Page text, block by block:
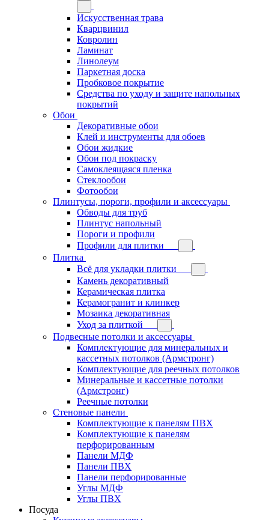
Искусственная трава
Кварцвинил
Ковролин
Ламинат
Линолеум
Паркетная доска
Пробковое покрытие
Средства по уходу и защите напольных
покрытий
Обои
Декоративные обои
Клей и инструменты для обоев
Обои жидкие
Обои под покраску
Самоклеящаяся пленка
Стеклообои
Фотообои
Плинтусы, пороги, профили и аксессуары
Обводы для труб
Плинтус напольный
Пороги и профили
Профили для плитки
Плитка
Всё для укладки плитки
Камень декоративный
Керамическая плитка
Керамогранит и клинкер
Мозаика декоративная
Уход за плиткой
Подвесные потолки и аксессуары
Комплектующие для минеральных и
кассетных потолков (Армстронг)
Комплектующие для реечных потолков
Минеральные и кассетные потолки
(Армстронг)
Реечные потолки
Стеновые панели
Комплектующие к панелям ПВХ
Комплектующие к панелям
перфорированным
Панели МДФ
Панели ПВХ
Панели перфорированные
Углы МДФ
Углы ПВХ
Посуда